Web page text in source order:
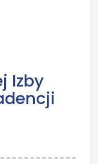
Izby